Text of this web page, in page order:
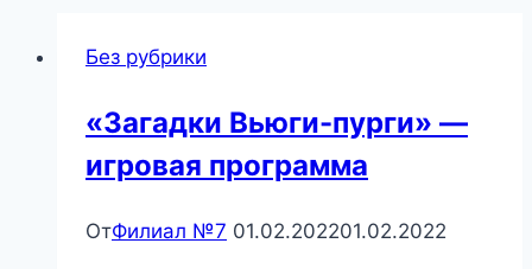
Без рубрики
«Загадки Вьюги-пурги» —
игровая программа
ОтФилиал №7 01.02.202201.02.2022